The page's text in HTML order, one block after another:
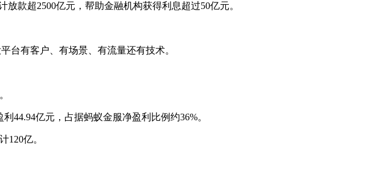
款超2500亿元，帮助金融机构获得利息超过50亿元。
台有客户、有场景、有流量还有技术。
44.94亿元，占据蚂蚁金服净盈利比例约36%。
120亿。